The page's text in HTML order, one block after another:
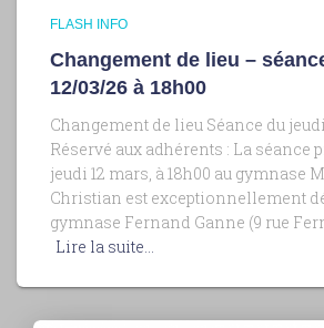
FLASH INFO
Changement de lieu –
12/03/26 à 18h00
Changement de lieu Séance du
Réservé aux adhérents : La séance
jeudi 12 mars, à 18h00 au gymnase
Christian est exceptionnellement
gymnase Fernand Ganne (9 rue
Lire la suite…